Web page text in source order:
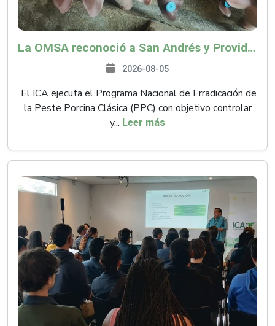
La OMSA reconoció a San Andrés y Providencia como zona libre de Peste Porcina Clásica (PPC)
2026-08-05
El ICA ejecuta el Programa Nacional de Erradicación de
la Peste Porcina Clásica (PPC) con objetivo controlar
y... Leer más